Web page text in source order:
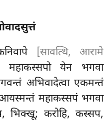
[सावत्थि, आरामे
येन भगवा
अभिवादेत्वा एकमन्तं
आयस्मन्तं महाकस्सपं भगवा
भिक्खू; करोहि, कस्सप,